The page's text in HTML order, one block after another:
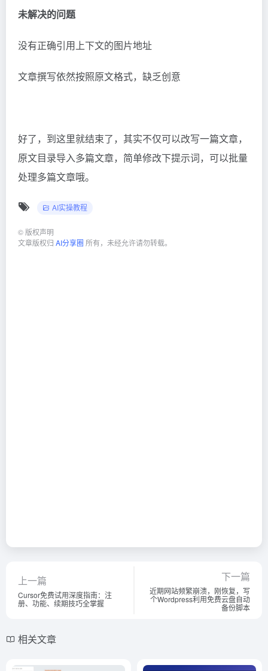
未解决的问题
没有正确引用上下文的图片地址
文章撰写依然按照原文格式，缺乏创意
好了，到这里就结束了，其实不仅可以改写一篇文章，
原文目录导入多篇文章，简单修改下提示词，可以批量
处理多篇文章哦。
AI实操教程
© 版权声明
文章版权归 AI分享圈 所有，未经允许请勿转载。
上一篇
Cursor免费试用深度指南：注
册、功能、续期技巧全掌握
下一篇
近期网站频繁崩溃，刚恢复，写
个Wordpress利用免费云盘自动
备份脚本
相关文章